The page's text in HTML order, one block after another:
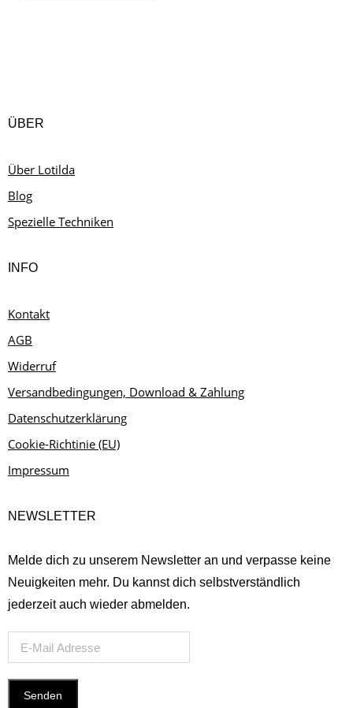
ÜBER
Über Lotilda
Blog
Spezielle Techniken
INFO
Kontakt
AGB
Widerruf
Versandbedingungen, Download & Zahlung
Datenschutzerklärung
Cookie-Richtinie (EU)
Impressum
NEWSLETTER
Melde dich zu unserem Newsletter an und verpasse keine
Neuigkeiten mehr. Du kannst dich selbstverständlich
jederzeit auch wieder abmelden.